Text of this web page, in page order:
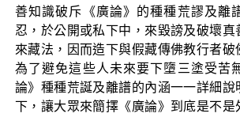
善知識破斥《廣論》的種種荒謬及離
忍，於公開或私下中，來毀謗及破壞真
來藏法，因而造下與假藏傳佛教行者破
為了避免這些人未來要下墮三塗受苦
論》種種荒誕及離譜的內涵一一詳細說
下，讓大眾來簡擇《廣論》到底是不是